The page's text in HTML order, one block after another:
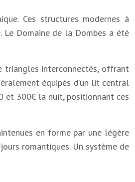
Ces structures modernes à
Domaine de la Dombes a été
triangles interconnectés, offrant
équipés d’un lit central
et 300€ la nuit, positionnant ces
en forme par une légère
romantiques. Un système de